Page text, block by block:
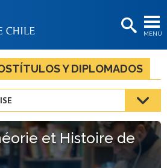
MENÚ
BIBLIOTECAS
UNIVERSIDAD
Estudiantes
Académicas/os
Funcionarias/os
Y DIPLOMADOS
et Histoire de